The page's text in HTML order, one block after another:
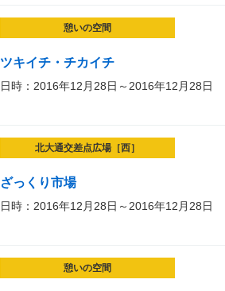
憩いの空間
ツキイチ・チカイチ
日時：2016年12月28日～2016年12月28日
北大通交差点広場［西］
ざっくり市場
日時：2016年12月28日～2016年12月28日
憩いの空間